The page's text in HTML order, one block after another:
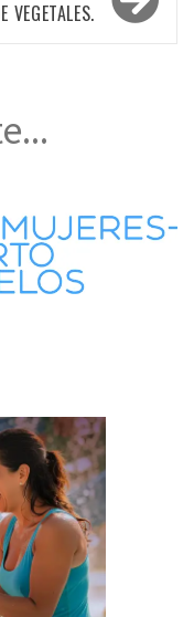
VEGETALES.